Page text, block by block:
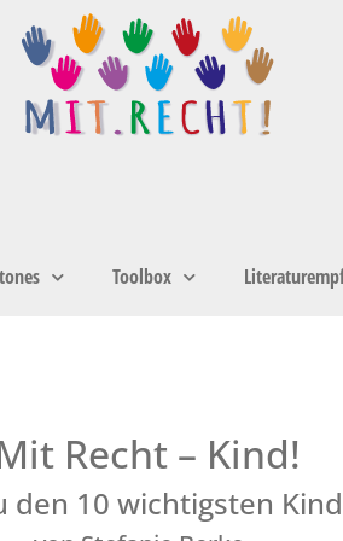
Toolbox
Recht – Kind!
den 10 wichtigsten